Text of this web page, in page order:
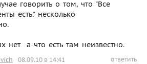
говорить о том, что "Все
есть." несколько
нет  а что есть там неизвестно.
08.09.10 в 14:41 ответить